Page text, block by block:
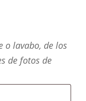
o lavabo, de los
de fotos de